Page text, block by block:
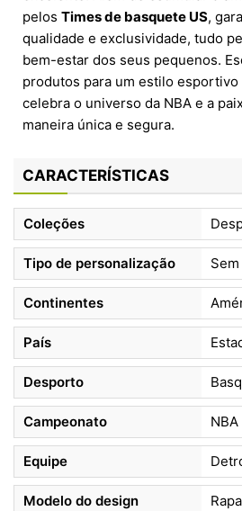
pelos Times de basquete US,
qualidade e exclusividade, tudo
bem-estar dos seus pequenos.
produtos para um estilo
celebra o universo da NBA e a
maneira única e segura.
CARACTERÍSTICAS
Coleções
Tipo de personalização
Continentes
País
Desporto
Campeonato NBA
Equipe
Modelo do design